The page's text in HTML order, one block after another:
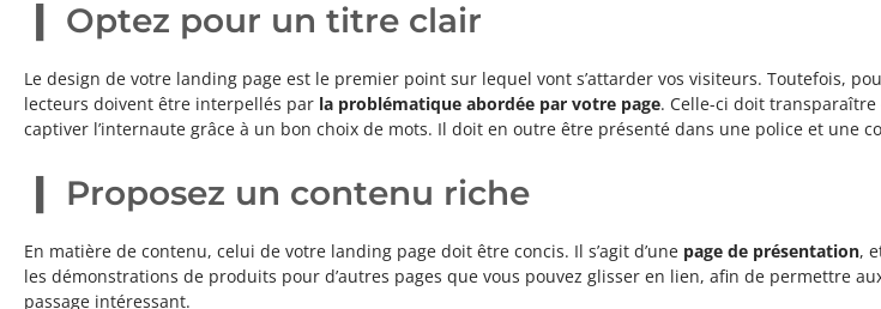
Optez pour un titre clair
Le design de votre landing page est le premier point sur lequel vont s’attarder vos visiteurs. Toutefois,
lecteurs doivent être interpellés par la problématique abordée par votre page. Celle-ci doit
captiver l’internaute grâce à un bon choix de mots. Il doit en outre être présenté dans une police et une
Proposez un contenu riche
En matière de contenu, celui de votre landing page doit être concis. Il s’agit d’une page de présentation,
les démonstrations de produits pour d’autres pages que vous pouvez glisser en lien, afin de permettre
passage intéressant.